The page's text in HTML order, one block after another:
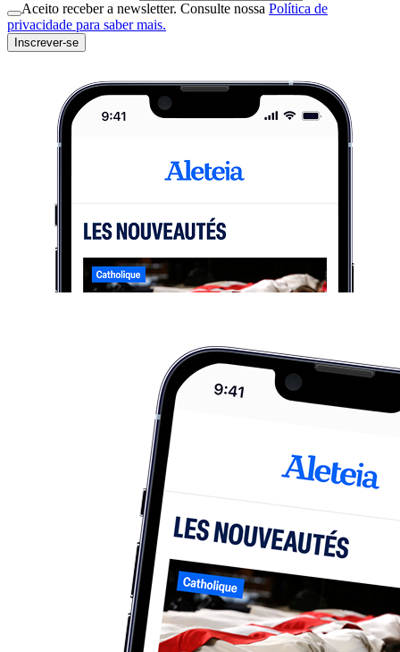
Aceito receber a newsletter. Consulte nossa Política de
privacidade para saber mais.
Inscrever-se